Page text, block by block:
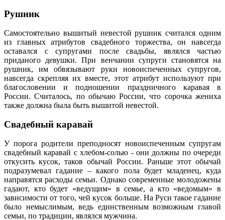
Рушник
Самостоятельно вышитый невестой рушник считался одним
из главных атрибутов свадебного торжества, он навсегда
оставался с супругами после свадьбы, являлся частью
приданого девушки. При венчании супруги становятся на
рушник, им обвязывают руки новоиспеченных супругов,
навсегда скрепляя их вместе, этот атрибут используют при
благословении и подношении праздничного каравая в
России. Считалось, по обычаю России, что сорочка жениха
также должна была быть вышитой невестой.
Свадебный каравай
У порога родители преподносят новоиспеченным супругам
свадебный каравай с хлебом-солью - они должны по очереди
откусить кусок, таков обычай России. Раньше этот обычай
подразумевал гадание – какого пола будет младенец, куда
направятся расходы семьи. Однако современные молодожены
гадают, кто будет «ведущим» в семье, а кто «ведомым» в
зависимости от того, чей кусок больше. На Руси такое гадание
было немыслимым, ведь единственным возможным главой
семьи, по традиции, являлся мужчина.